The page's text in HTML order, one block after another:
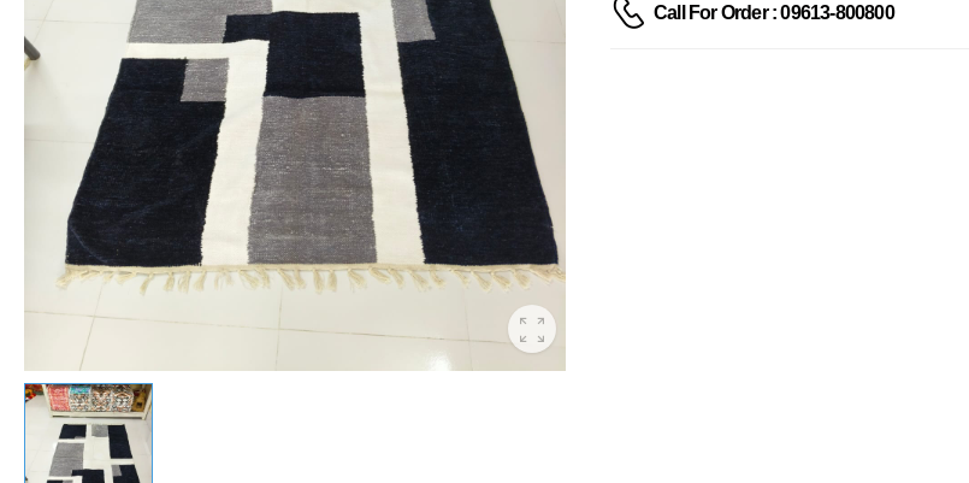
Call For Order : 09613-800800